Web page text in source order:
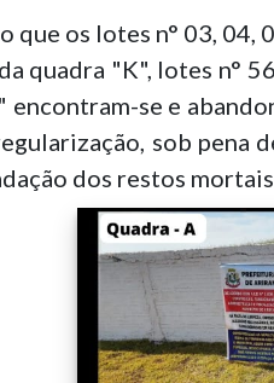
que os lotes n° 03, 04,
quadra "K", lotes n°
encontram-se e
sob pena
dos restos